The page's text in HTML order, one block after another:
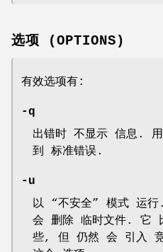
选项 (OPTIONS)
有效选项有:
-q
出错时 不显示 信息.
到 标准错误.
-u
以 “不安全” 模式 运
会 删除 临时文件. 它
些, 但 仍然 会 引入